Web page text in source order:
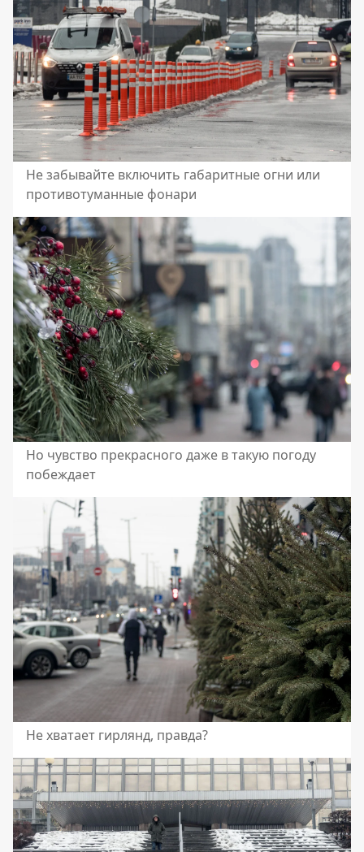
Не забывайте включить габаритные огни или
противотуманные фонари
Но чувство прекрасного даже в такую погоду
побеждает
Не хватает гирлянд, правда?